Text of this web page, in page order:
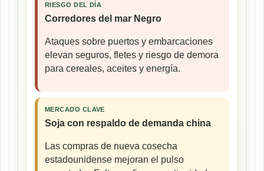
RIESGO DEL DÍA
Corredores del mar Negro
Ataques sobre puertos y embarcaciones
elevan seguros, fletes y riesgo de demora
para cereales, aceites y energía.
MERCADO CLAVE
Soja con respaldo de demanda china
Las compras de nueva cosecha
estadounidense mejoran el pulso